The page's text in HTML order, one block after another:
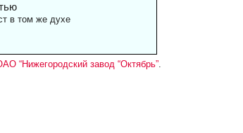
в том же духе
“Нижегородский завод “Октябрь”.